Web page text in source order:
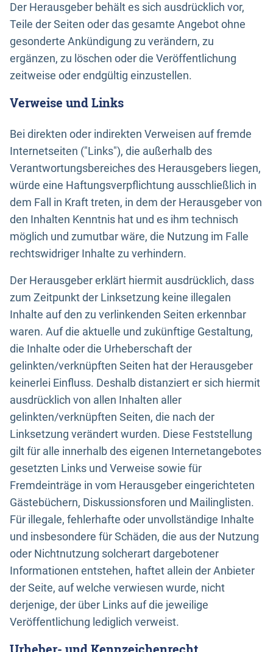
Der Herausgeber behält es sich ausdrücklich vor,
Teile der Seiten oder das gesamte Angebot ohne
gesonderte Ankündigung zu verändern, zu
ergänzen, zu löschen oder die Veröffentlichung
zeitweise oder endgültig einzustellen.
Verweise und Links
Bei direkten oder indirekten Verweisen auf fremde
Internetseiten ("Links"), die außerhalb des
Verantwortungsbereiches des Herausgebers liegen,
würde eine Haftungsverpflichtung ausschließlich in
dem Fall in Kraft treten, in dem der Herausgeber von
den Inhalten Kenntnis hat und es ihm technisch
möglich und zumutbar wäre, die Nutzung im Falle
rechtswidriger Inhalte zu verhindern.
Der Herausgeber erklärt hiermit ausdrücklich, dass
zum Zeitpunkt der Linksetzung keine illegalen
Inhalte auf den zu verlinkenden Seiten erkennbar
waren. Auf die aktuelle und zukünftige Gestaltung,
die Inhalte oder die Urheberschaft der
gelinkten/verknüpften Seiten hat der Herausgeber
keinerlei Einfluss. Deshalb distanziert er sich hiermit
ausdrücklich von allen Inhalten aller
gelinkten/verknüpften Seiten, die nach der
Linksetzung verändert wurden. Diese Feststellung
gilt für alle innerhalb des eigenen Internetangebotes
gesetzten Links und Verweise sowie für
Fremdeinträge in vom Herausgeber eingerichteten
Gästebüchern, Diskussionsforen und Mailinglisten.
Für illegale, fehlerhafte oder unvollständige Inhalte
und insbesondere für Schäden, die aus der Nutzung
oder Nichtnutzung solcherart dargebotener
Informationen entstehen, haftet allein der Anbieter
der Seite, auf welche verwiesen wurde, nicht
derjenige, der über Links auf die jeweilige
Veröffentlichung lediglich verweist.